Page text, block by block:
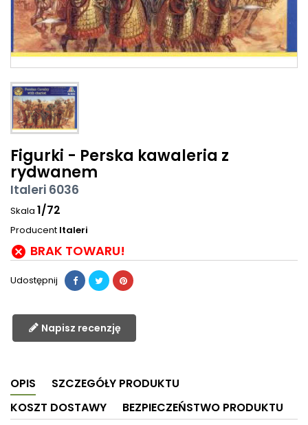
Figurki - Perska kawaleria z
rydwanem
Italeri 6036
Skala 1/72
Producent Italeri
 BRAK TOWARU!
Udostępnij
Napisz recenzję
OPIS
SZCZEGÓŁY PRODUKTU
KOSZT DOSTAWY
BEZPIECZEŃSTWO PRODUKTU